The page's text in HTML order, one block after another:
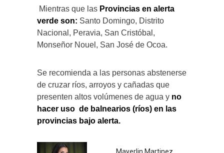
Mientras que las Provincias en alerta
verde son: Santo Domingo, Distrito
Nacional, Peravia, San Cristóbal,
Monseñor Nouel, San José de Ocoa.
Se recomienda a las personas abstenerse
de cruzar ríos, arroyos y cañadas que
presenten altos volúmenes de agua y no
hacer uso de balnearios (ríos) en las
provincias bajo alerta.